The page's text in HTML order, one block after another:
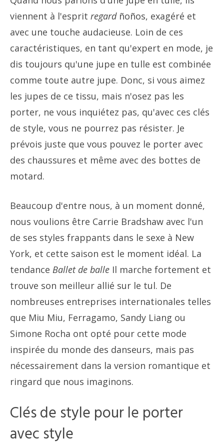
viennent à l'esprit regardñoños, exagéré et
avec une touche audacieuse. Loin de ces
caractéristiques, en tant qu'expert en mode, je
dis toujours qu'une jupe en tulle est combinée
comme toute autre jupe. Donc, si vous aimez
les jupes de ce tissu, mais n'osez pas les
porter, ne vous inquiétez pas, qu'avec ces clés
de style, vous ne pourrez pas résister. Je
prévois juste que vous pouvez le porter avec
des chaussures et même avec des bottes de
motard.
Beaucoup d'entre nous, à un moment donné,
nous voulions être Carrie Bradshaw avec l'un
de ses styles frappants dans le sexe à New
York, et cette saison est le moment idéal. La
tendance Ballet de balle Il marche fortement et
trouve son meilleur allié sur le tul. De
nombreuses entreprises internationales telles
que Miu Miu, Ferragamo, Sandy Liang ou
Simone Rocha ont opté pour cette mode
inspirée du monde des danseurs, mais pas
nécessairement dans la version romantique et
ringard que nous imaginons.
Clés de style pour le porter
avec style